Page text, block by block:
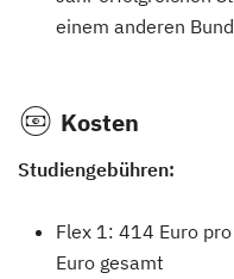
einem anderen
Kosten
Studiengebühren:
Flex 1: 414 Euro
Euro gesamt